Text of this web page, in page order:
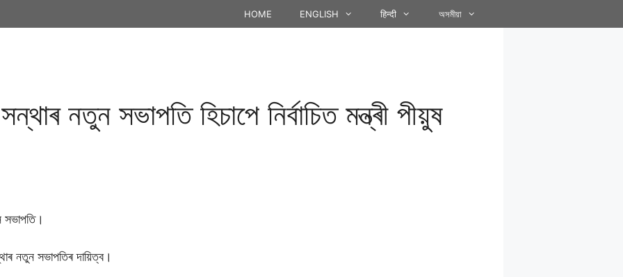
HOME ENGLISH हिन्दी অসমীয়া
নতুন সভাপতি হিচাপে নিৰ্বাচিত মন্ত্ৰী পীয়ুষ
সভাপতি।
নতুন সভাপতিৰ দায়িত্ব।